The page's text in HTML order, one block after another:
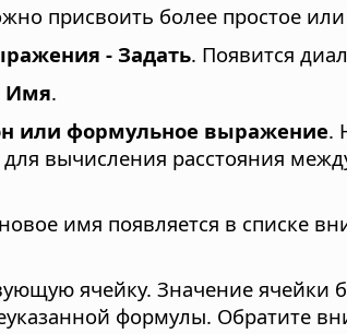
присвоить более простое
- Задать. Появится
Имя.
или формульное выражение.
для вычисления расстояния
имя появляется в списке
ячейку. Значение ячейки
формулы. Обратите